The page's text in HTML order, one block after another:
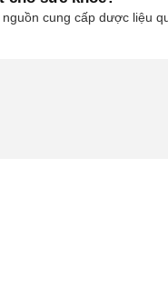
cung cấp dược liệu